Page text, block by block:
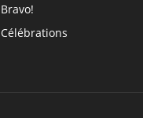
Bravo!
Célébrations